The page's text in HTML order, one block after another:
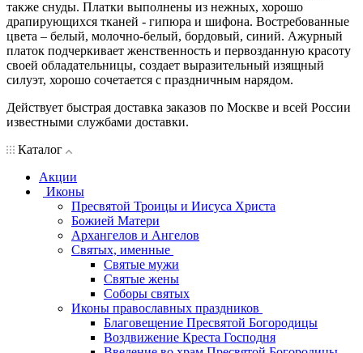
также снуды. Платки выполнены из нежных, хорошо
драпирующихся тканей - гипюра и шифона. Востребованные
цвета – белый, молочно-белый, бордовый, синий. Ажурный
платок подчеркивает женственность и первозданную красоту
своей обладательницы, создает выразительный изящный
силуэт, хорошо сочетается с праздничным нарядом.
Действует быстрая доставка заказов по Москве и всей России
известными службами доставки.
Каталог
Акции
Иконы
Пресвятой Троицы и Иисуса Христа
Божией Матери
Архангелов и Ангелов
Святых, именные
Святые мужи
Святые жены
Соборы святых
Иконы православных праздников
Благовещение Пресвятой Богородицы
Воздвижение Креста Господня